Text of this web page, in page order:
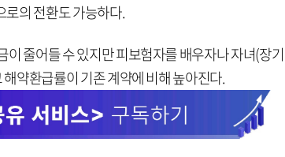
로의 전환도 가능하다.
줄어들 수 있지만 피보험자를 배우자나 자녀(장기
약환급률이 기존 계약에 비해 높아진다.